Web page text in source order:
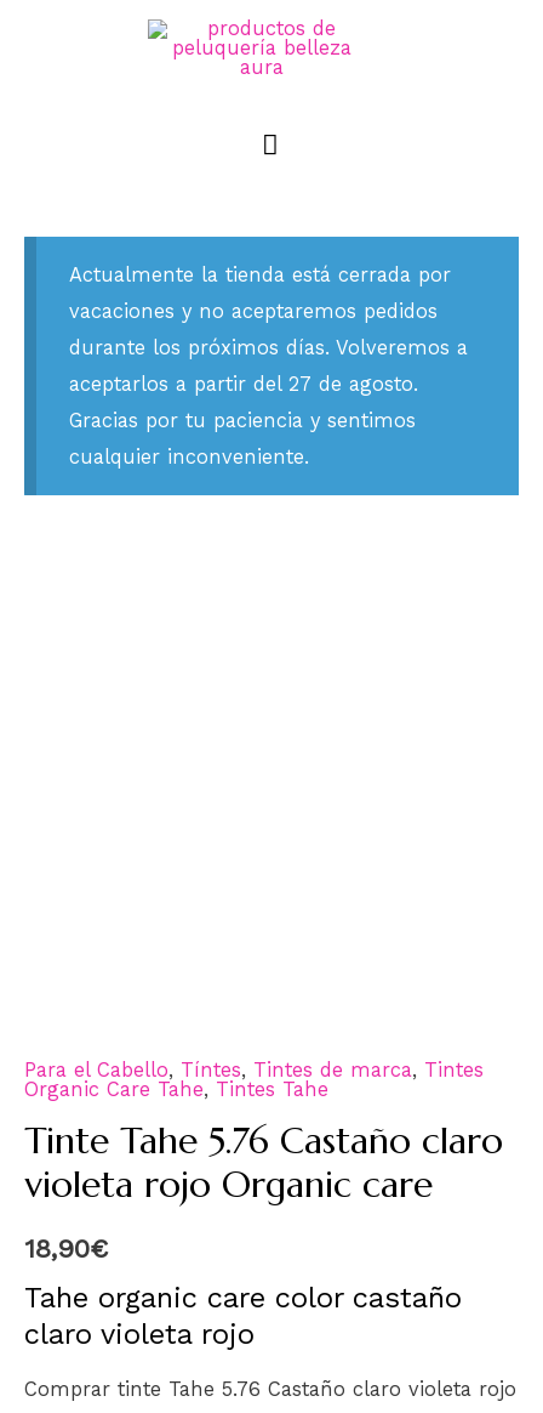
Actualmente la tienda está cerrada por
vacaciones y no aceptaremos pedidos
durante los próximos días. Volveremos a
aceptarlos a partir del 27 de agosto.
Gracias por tu paciencia y sentimos
cualquier inconveniente.
Para el Cabello, Tíntes, Tintes de marca, Tintes
Organic Care Tahe, Tintes Tahe
Tinte Tahe 5.76 Castaño claro
violeta rojo Organic care
18,90€
Tahe organic care color castaño
claro violeta rojo
Comprar tinte Tahe 5.76 Castaño claro violeta rojo